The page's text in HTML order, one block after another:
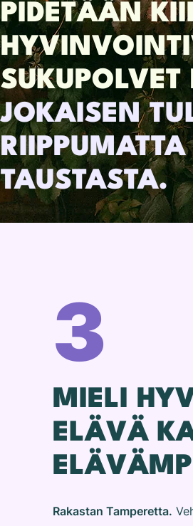
PIDETÄÄN
JOKAISEN
TAUSTASTA.
3
MIELI
ELÄVÄ
Rakastan Tamperetta.